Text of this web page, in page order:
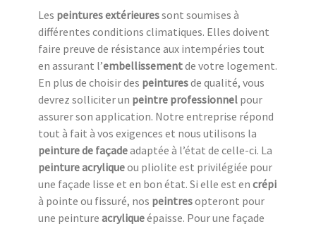
Les peintures extérieuressont soumises à
différentes conditions climatiques. Elles doivent
faire preuve de résistance aux intempéries tout
en assurant l’embellissementde votre logement.
En plus de choisir des peinturesde qualité, vous
devrez solliciter un peintre professionnel pour
assurer son application. Notre entreprise répond
tout à fait à vos exigences et nous utilisons la
peinture de façadeadaptée à l’état de celle-ci. La
peinture acryliqueou pliolite est privilégiée pour
une façade lisse et en bon état. Si elle est en crépi
à pointe ou fissuré, nos peintresopteront pour
une peinture acryliqueépaisse. Pour une façade